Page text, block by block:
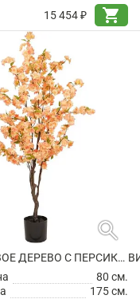
15 454 ₽
shopping_cart
search
ВИШНЕВОЕ ДЕРЕВО С ПЕРСИКОВЫМИ ЦВЕТАМИ ИСКУССТВЕННОЕ
80 см.
175 см.